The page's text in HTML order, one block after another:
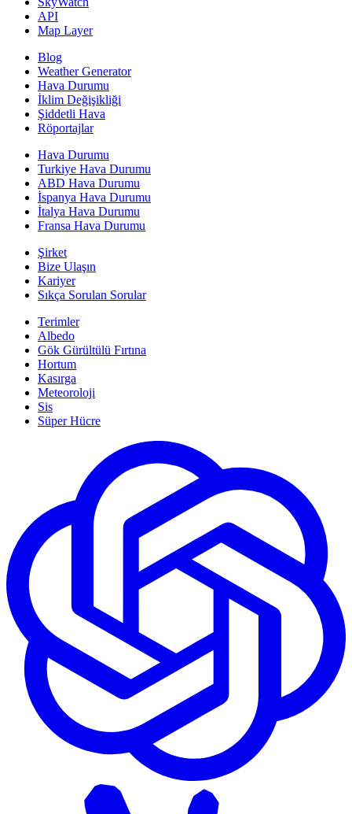
API
Map Layer
Blog
Weather Generator
Hava Durumu
İklim Değişikliği
Şiddetli Hava
Röportajlar
Hava Durumu
Turkiye Hava Durumu
ABD Hava Durumu
İspanya Hava Durumu
İtalya Hava Durumu
Fransa Hava Durumu
Şirket
Bize Ulaşın
Kariyer
Sıkça Sorulan Sorular
Terimler
Albedo
Gök Gürültülü Fırtına
Hortum
Kasırga
Meteoroloji
Sis
Süper Hücre